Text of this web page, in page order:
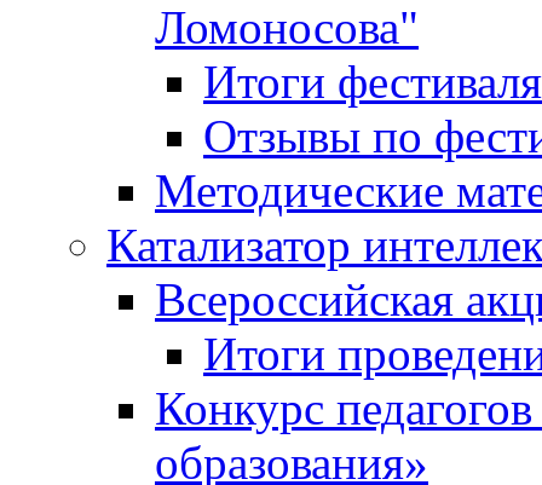
Ломоносова"
Итоги фестиваля
Отзывы по
Методические
Катализатор
Всероссийская
Итоги
Конкурс
образования»